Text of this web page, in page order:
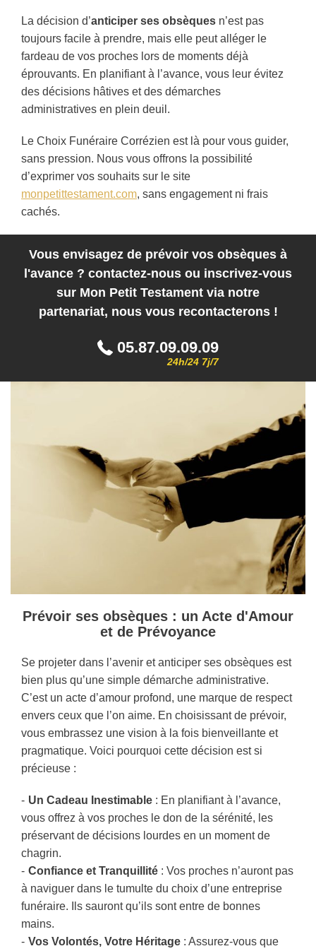
La décision d’anticiper ses obsèques n’est pas
toujours facile à prendre, mais elle peut alléger le
fardeau de vos proches lors de moments déjà
éprouvants. En planifiant à l’avance, vous leur évitez
des décisions hâtives et des démarches
administratives en plein deuil.
Le Choix Funéraire Corrézien est là pour vous guider,
sans pression. Nous vous offrons la possibilité
d’exprimer vos souhaits sur le site
monpetittestament.com, sans engagement ni frais
cachés.
Vous envisagez de prévoir vos obsèques à
l'avance ? contactez-nous ou inscrivez-vous
sur Mon Petit Testament via notre
partenariat, nous vous recontacterons !
05.87.09.09.09
24h/24 7j/7
Prévoir ses obsèques : un Acte d'Amour
et de Prévoyance
Se projeter dans l’avenir et anticiper ses obsèques est
bien plus qu’une simple démarche administrative.
C’est un acte d’amour profond, une marque de respect
envers ceux que l’on aime. En choisissant de prévoir,
vous embrassez une vision à la fois bienveillante et
pragmatique. Voici pourquoi cette décision est si
précieuse :
Un Cadeau Inestimable : En planifiant à l’avance,
vous offrez à vos proches le don de la sérénité, les
préservant de décisions lourdes en un moment de
chagrin.
Confiance et Tranquillité : Vos proches n’auront pas
à naviguer dans le tumulte du choix d’une entreprise
funéraire. Ils sauront qu’ils sont entre de bonnes
mains.
Vos Volontés, Votre Héritage : Assurez-vous que